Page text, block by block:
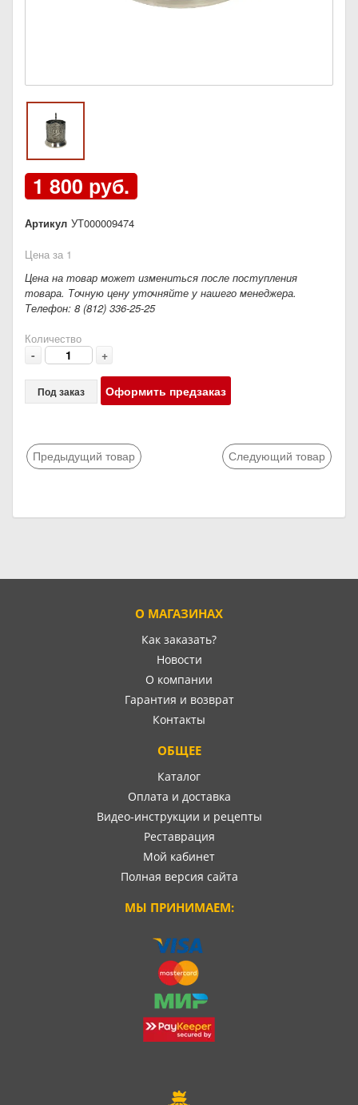
1 800 руб.
Артикул УТ000009474
Цена за 1
Цена на товар может измениться после поступления
товара. Точную цену уточняйте у нашего менеджера.
Телефон: 8 (812) 336-25-25
Количество
- +
Под заказ Оформить предзаказ
Предыдущий товар Следующий товар
О МАГАЗИНАХ
Как заказать?
Новости
О компании
Гарантия и возврат
Контакты
ОБЩЕЕ
Каталог
Оплата и доставка
Видео-инструкции и рецепты
Реставрация
Мой кабинет
Полная версия сайта
МЫ ПРИНИМАЕМ: